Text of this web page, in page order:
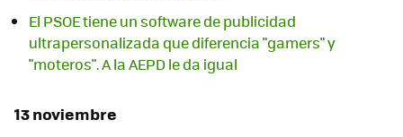
El PSOE tiene un software de publicidad
ultrapersonalizada que diferencia "gamers" y
"moteros". A la AEPD le da igual
13 noviembre